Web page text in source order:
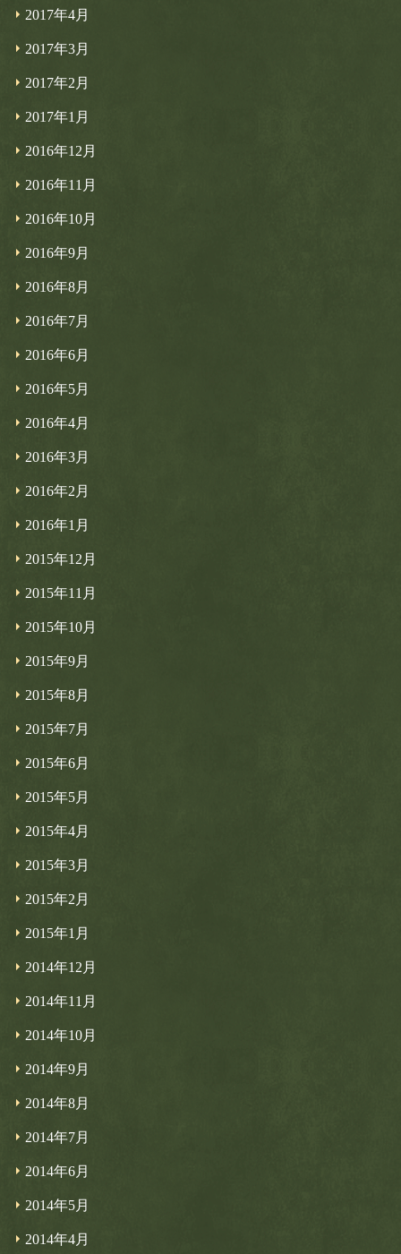
2017年4月
2017年3月
2017年2月
2017年1月
2016年12月
2016年11月
2016年10月
2016年9月
2016年8月
2016年7月
2016年6月
2016年5月
2016年4月
2016年3月
2016年2月
2016年1月
2015年12月
2015年11月
2015年10月
2015年9月
2015年8月
2015年7月
2015年6月
2015年5月
2015年4月
2015年3月
2015年2月
2015年1月
2014年12月
2014年11月
2014年10月
2014年9月
2014年8月
2014年7月
2014年6月
2014年5月
2014年4月